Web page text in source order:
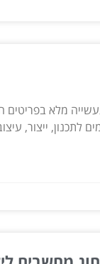
מלא בפריטים
לתכנון, ייצור,